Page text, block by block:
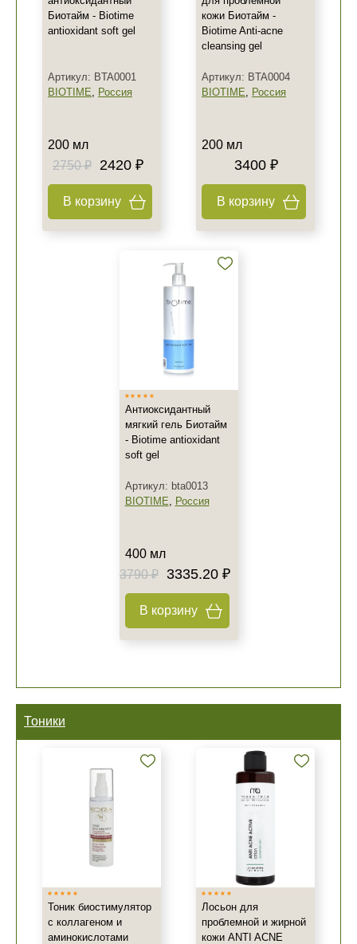
Биотайм - Biotime
antioxidant soft gel
Артикул: BTA0001
BIOTIME, Россия
200 мл
2750 ₽
2420 ₽
В корзину
кожи Биотайм -
Biotime Anti-acne
cleansing gel
Артикул: BTA0004
BIOTIME, Россия
200 мл
3400 ₽
В корзину
Антиоксидантный
мягкий гель Биотайм
- Biotime antioxidant
soft gel
Артикул: bta0013
BIOTIME, Россия
400 мл
3790 ₽
3335.20 ₽
В корзину
Тоники
Тоник биостимулятор
с коллагеном и
аминокислотами
Лосьон для
проблемной и жирной
кожи ANTI ACNE